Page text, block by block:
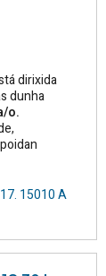
dirixida
dunha
o.
15010A